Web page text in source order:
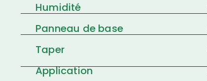
Humidité
Panneau de base
Taper
Application